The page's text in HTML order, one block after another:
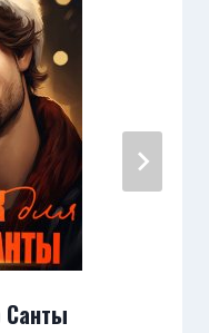
Санты